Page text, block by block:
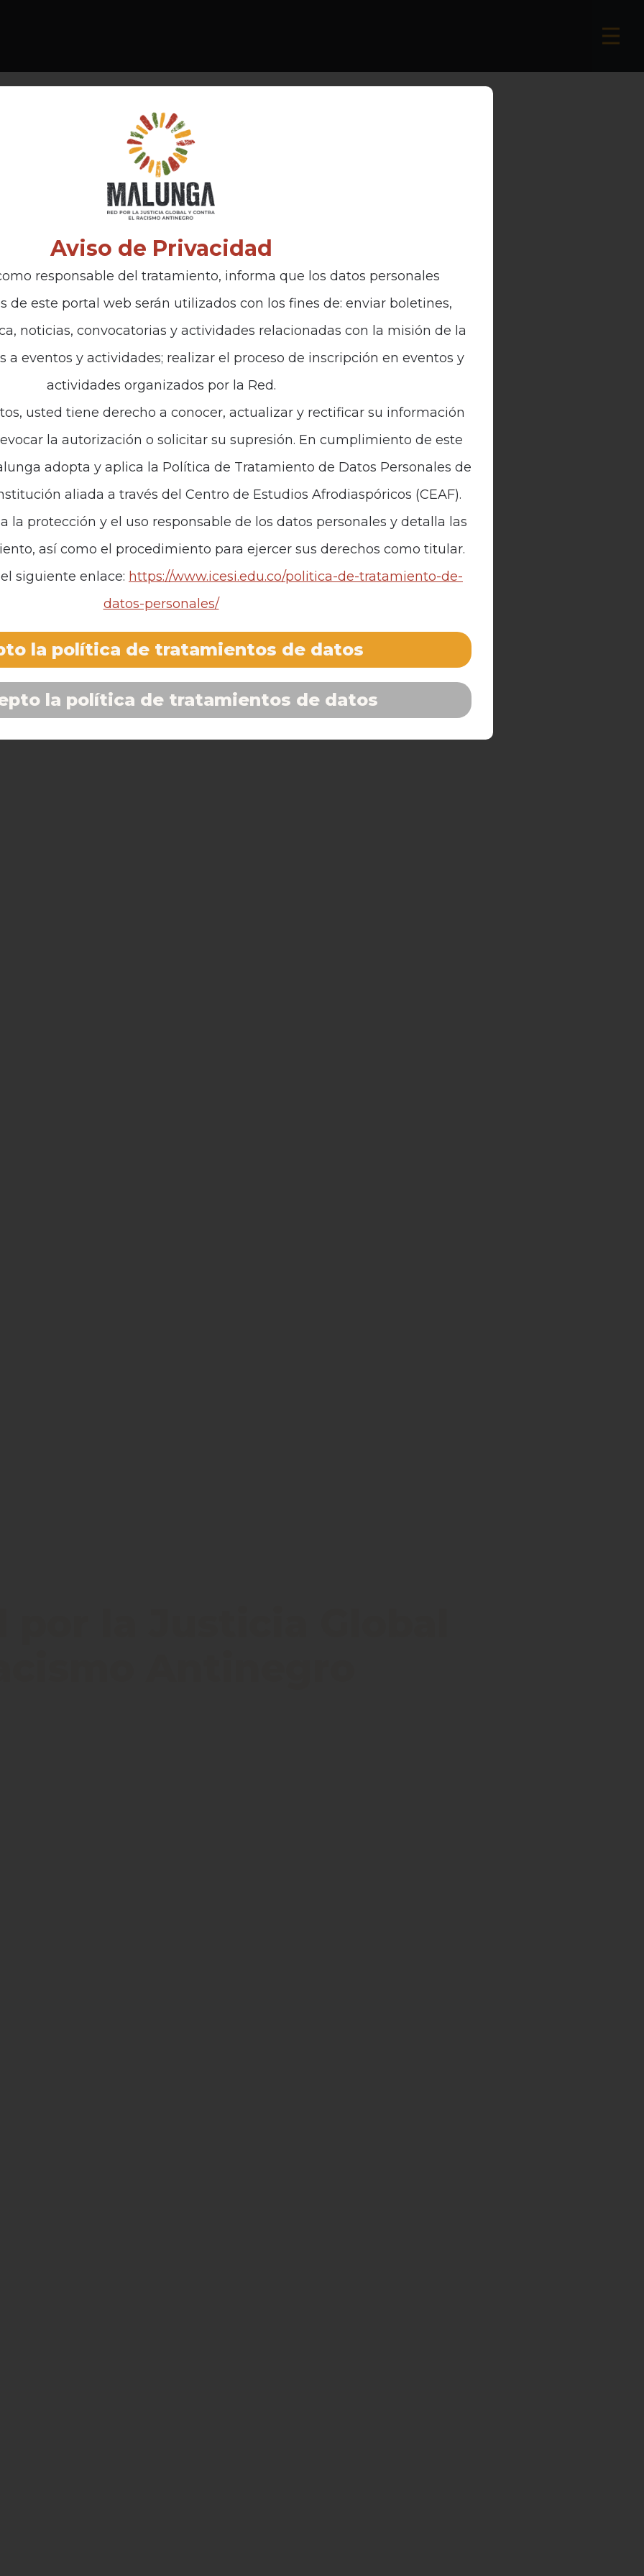
Aviso de Privacidad
responsable del tratamiento, informa que los datos personales
de este portal web serán utilizados con los fines de: enviar boletines,
noticias, convocatorias y actividades relacionadas con la misión de la
a eventos y actividades; realizar el proceso de inscripción en eventos y
actividades organizados por la Red.
usted tiene derecho a conocer, actualizar y rectificar su información
la autorización o solicitar su supresión. En cumplimiento de este
adopta y aplica la Política de Tratamiento de Datos Personales de
aliada a través del Centro de Estudios Afrodiaspóricos (CEAF).
la protección y el uso responsable de los datos personales y detalla las
así como el procedimiento para ejercer sus derechos como titular.
siguiente enlace: https://www.icesi.edu.co/politica-de-tratamiento-de-
datos-personales/
la política de tratamientos de datos
la política de tratamientos de datos